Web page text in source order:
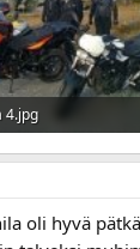
4.jpg
17
oli hyvä